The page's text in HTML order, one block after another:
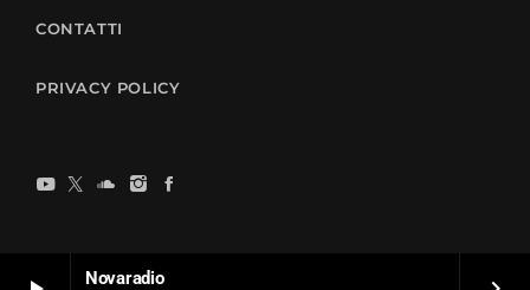
Novaradio
CONTATTI
PRIVACY POLICY